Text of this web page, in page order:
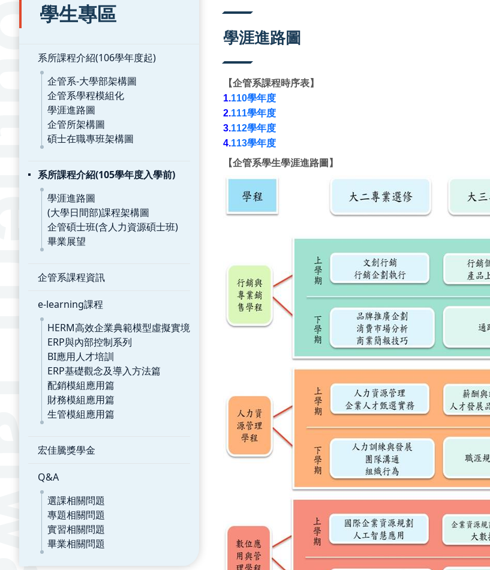
學生專區
系所課程介紹(106學年度起)
企管系-大學部架構圖
企管系學程模組化
學涯進路圖
企管所架構圖
碩士在職專班架構圖
系所課程介紹(105學年度入學前)
學涯進路圖
(大學日間部)課程架構圖
企管碩士班(含人力資源碩士班)
畢業展望
企管系課程資訊
e-learning課程
HERM高效企業典範模型虛擬實境
ERP與內部控制系列
BI應用人才培訓
ERP基礎觀念及導入方法篇
配銷模組應用篇
財務模組應用篇
生管模組應用篇
宏佳騰獎學金
Q&A
選課相關問題
專題相關問題
實習相關問題
畢業相關問題
學涯進路圖
【企管系課程時序表】
1.110學年度
2.111學年度
3.112學年度
4.113學年度
【企管系學生學涯進路圖】